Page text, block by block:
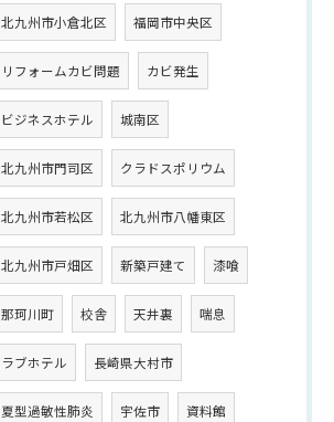
北九州市小倉北区 福岡市中央区
リフォームカビ問題 カビ発生
ビジネスホテル 城南区
北九州市門司区 クラドスポリウム
北九州市若松区 北九州市八幡東区
北九州市戸畑区 新築戸建て 漆喰
那珂川町 校舎 天井裏 喘息
ラブホテル 長崎県大村市
夏型過敏性肺炎 宇佐市 資料館